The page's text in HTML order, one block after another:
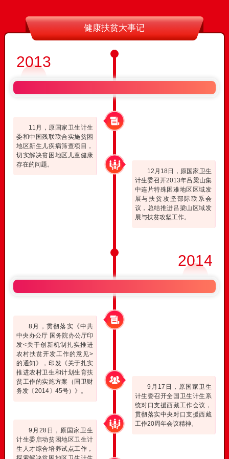
健康扶贫大事记
2013
11月，原国家卫生计生
委和中国残联联合实施贫困
地区新生儿疾病筛查项目，
切实解决贫困地区儿童健康
存在的问题。
12月18日，原国家卫生
计生委召开2013年吕梁山集
中连片特殊困难地区区域发
展与扶贫攻坚部际联系会
议，总结推进吕梁山区域发
展与扶贫攻坚工作。
2014
8月，贯彻落实《中共
中央办公厅 国务院办公厅印
发<关于创新机制扎实推进
农村扶贫开发工作的意见>
的通知》，印发《关于扎实
推进农村卫生和计划生育扶
贫工作的实施方案（国卫财
务发〔2014〕45号）》。
9月17日，原国家卫生
计生委召开全国卫生计生系
统对口支援西藏工作会议，
贯彻落实中央对口支援西藏
工作20周年会议精神。
9月28日，原国家卫生
计生委启动贫困地区卫生计
生人才综合培养试点工作，